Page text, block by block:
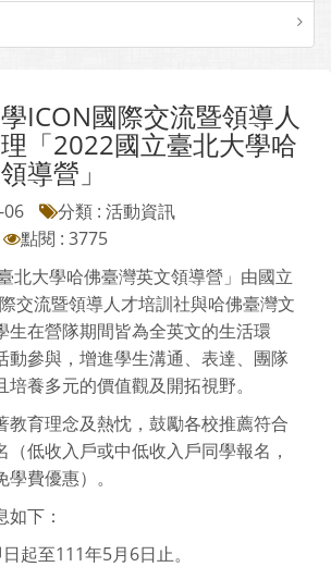
ICON國際交流暨領導人
「2022國立臺北大學哈
導營」
06
分類 : 活動資訊
點閱 : 3775
北大學哈佛臺灣英文領導營」由國立
交流暨領導人才培訓社與哈佛臺灣文
生在營隊期間皆為全英文的生活環
動參與，增進學生溝通、表達、團隊
養多元的價值觀及開拓視野。
教育理念及熱忱，鼓勵各校推薦符合
（低收入戶或中低收入戶同學報名，
費優惠）。
下：
起至111年5月6日止。